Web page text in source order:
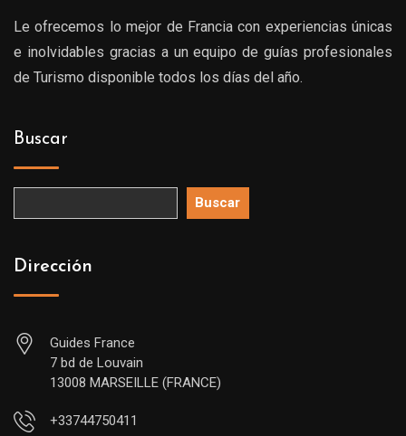
Le ofrecemos lo mejor de Francia con experiencias únicas
e inolvidables gracias a un equipo de guías profesionales
de Turismo disponible todos los días del año.
Buscar
Buscar
Dirección
Guides France
7 bd de Louvain
13008 MARSEILLE (FRANCE)
+33744750411